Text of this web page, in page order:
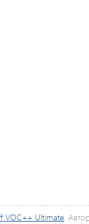
VOC++ Ultimate.